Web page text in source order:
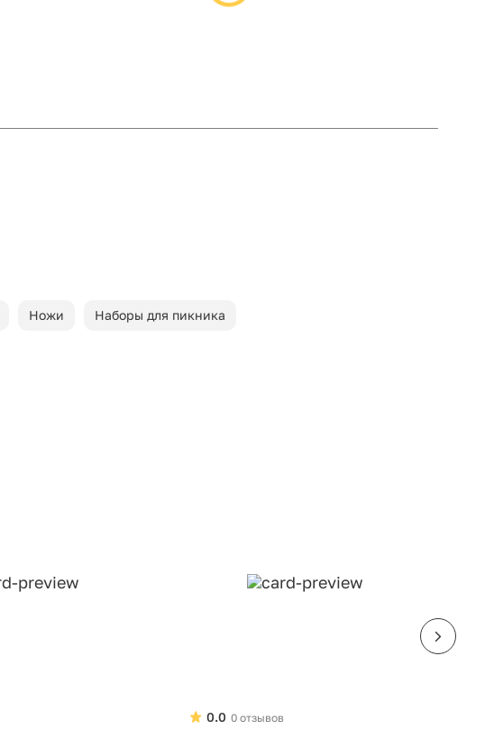
Ножи Наборы для пикника
0 отзывов
0.0